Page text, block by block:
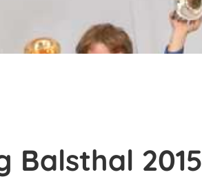
Balsthal 2015